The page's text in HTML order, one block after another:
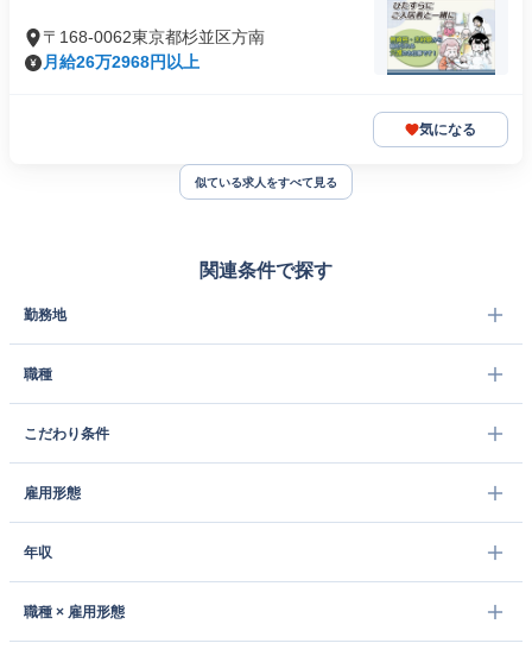
〒168-0062東京都杉並区方南
月給26万2968円以上
気になる
似ている求人をすべて見る
関連条件で探す
勤務地
職種
こだわり条件
雇用形態
年収
職種 × 雇用形態